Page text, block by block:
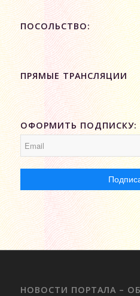
ПОСОЛЬСТВО:
ПРЯМЫЕ ТРАНСЛЯЦИИ
ОФОРМИТЬ ПОДПИСКУ:
НОВОСТИ ПОРТАЛА –